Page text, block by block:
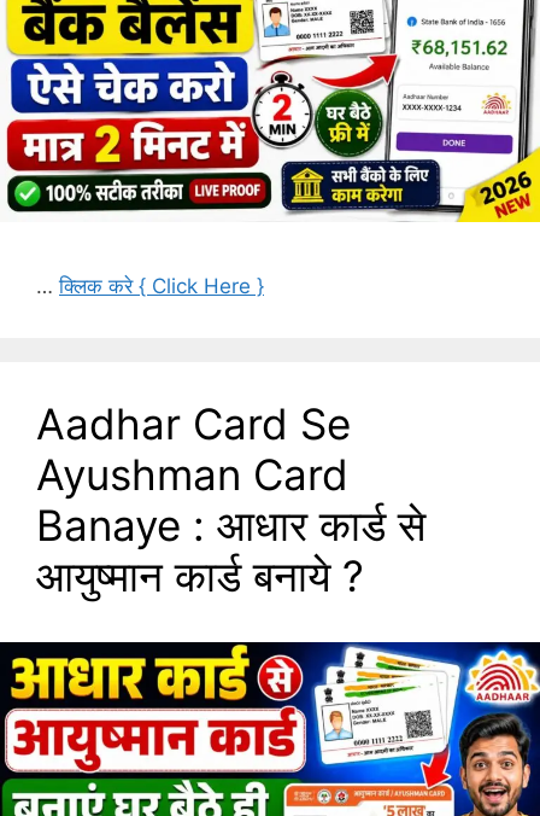
…क्लिक करे { Click Here }
Aadhar Card Se
Ayushman Card
Banaye : आधार कार्ड से
आयुष्मान कार्ड बनाये ?